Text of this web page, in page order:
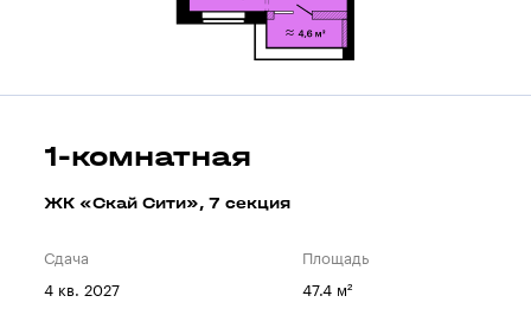
1-комнатная
ЖК «Скай Сити», 7 секция
Сдача
4 кв. 2027
Площадь
47.4 м²